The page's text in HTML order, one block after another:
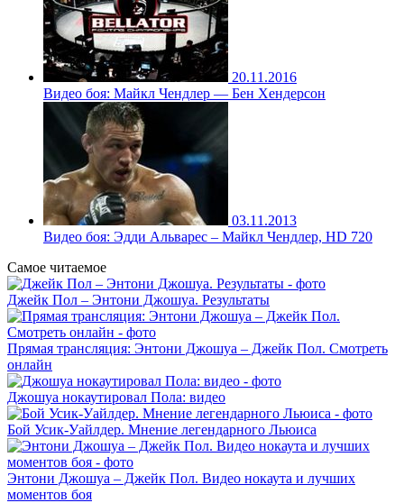
20.11.2016
Видео боя: Майкл Чендлер — Бен Хендерсон
03.11.2013
Видео боя: Эдди Альварес – Майкл Чендлер, HD 720
Самое читаемое
Джейк Пол – Энтони Джошуа. Результаты
Прямая трансляция: Энтони Джошуа – Джейк Пол. Смотреть
онлайн
Джошуа нокаутировал Пола: видео
Бой Усик-Уайлдер. Мнение легендарного Льюиса
Энтони Джошуа – Джейк Пол. Видео нокаута и лучших
моментов боя